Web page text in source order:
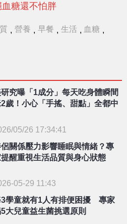
糖還不怕胖
, 營養 , 早餐 , 生活 , 血糖 ,
究曝「1成分」每天吃身體瞬間
歲！小心「手搖、甜點」全都中
05/26 17:34:41
關係壓力影響睡眠與情緒？專
醒重視生活品質與身心狀態
05-29 11:43
3學童就有1人有排便困擾 專家
大兒童益生菌挑選原則